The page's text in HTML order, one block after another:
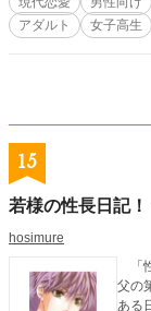
アダルト
女子高生
15
若様の性長日記！
hosimure
「
父の
ある